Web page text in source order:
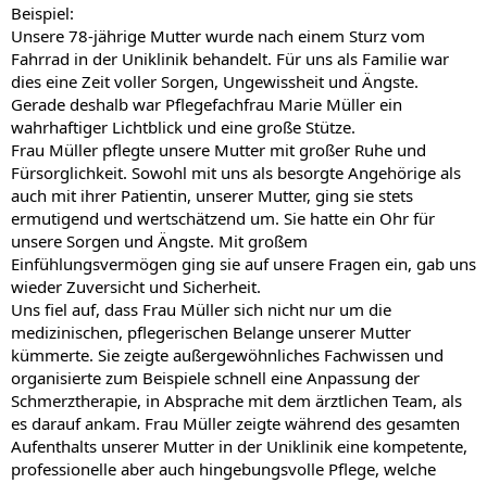
Beispiel:
Unsere 78-jährige Mutter wurde nach einem Sturz vom
Fahrrad in der Uniklinik behandelt. Für uns als Familie war
dies eine Zeit voller Sorgen, Ungewissheit und Ängste.
Gerade deshalb war Pflegefachfrau Marie Müller ein
wahrhaftiger Lichtblick und eine große Stütze.
Frau Müller pflegte unsere Mutter mit großer Ruhe und
Fürsorglichkeit. Sowohl mit uns als besorgte Angehörige als
auch mit ihrer Patientin, unserer Mutter, ging sie stets
ermutigend und wertschätzend um. Sie hatte ein Ohr für
unsere Sorgen und Ängste. Mit großem
Einfühlungsvermögen ging sie auf unsere Fragen ein, gab uns
wieder Zuversicht und Sicherheit.
Uns fiel auf, dass Frau Müller sich nicht nur um die
medizinischen, pflegerischen Belange unserer Mutter
kümmerte. Sie zeigte außergewöhnliches Fachwissen und
organisierte zum Beispiele schnell eine Anpassung der
Schmerztherapie, in Absprache mit dem ärztlichen Team, als
es darauf ankam. Frau Müller zeigte während des gesamten
Aufenthalts unserer Mutter in der Uniklinik eine kompetente,
professionelle aber auch hingebungsvolle Pflege, welche